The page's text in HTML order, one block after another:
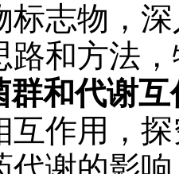
标志物，
路和方法
群和代谢
互作用，